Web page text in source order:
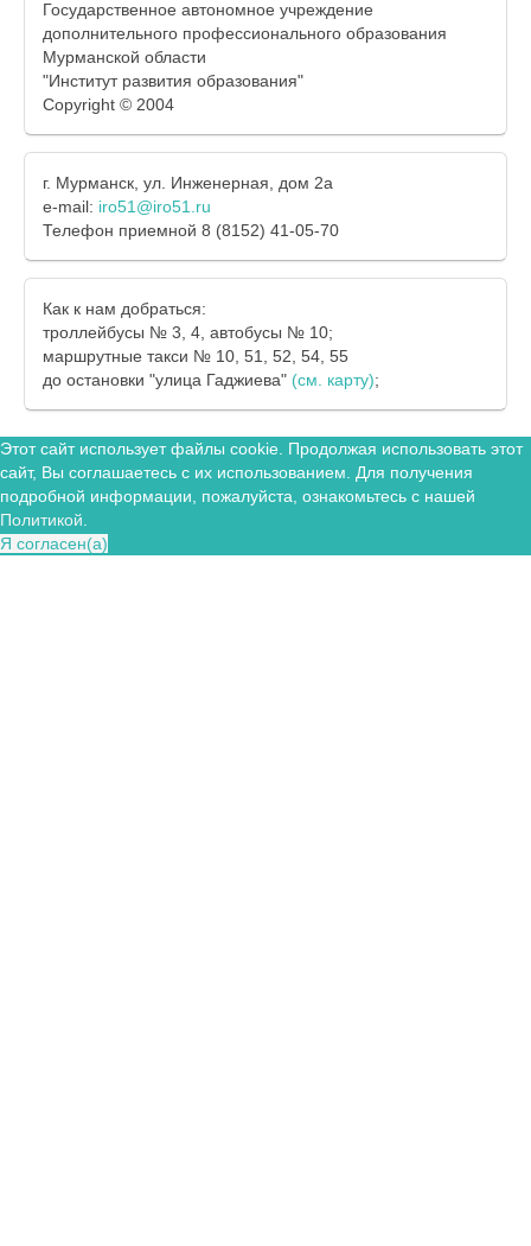
Государственное автономное учреждение
дополнительного профессионального образования
Мурманской области
"Институт развития образования"
Copyright © 2004
г. Мурманск, ул. Инженерная, дом 2а
e-mail: iro51@iro51.ru
Телефон приемной 8 (8152) 41-05-70
Как к нам добраться:
троллейбусы № 3, 4, автобусы № 10;
маршрутные такси № 10, 51, 52, 54, 55
до остановки "улица Гаджиева" (см. карту);
Этот сайт использует файлы cookie. Продолжая использовать этот
сайт, Вы соглашаетесь с их использованием. Для получения
подробной информации, пожалуйста, ознакомьтесь с нашей
Политикой
Я согласен(а)